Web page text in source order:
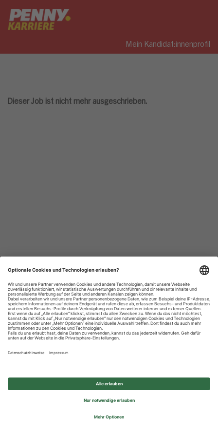
Mein Kandidat:innenprofil
Dieser Job ist nicht mehr ausgeschrieben.
Datenschutzhinweise
Impressum
Privatsphäre-Einstellungen
© 2026 REWE Group - All rights reserved